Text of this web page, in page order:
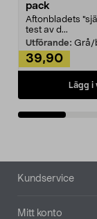
pack
Aftonbladets
test av d...
Utförande: Grå/
39,90
Lägg i
Sidfot
Kundservice
Mitt konto